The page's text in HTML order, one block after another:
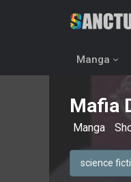
Manga
Mafia
Manga
science